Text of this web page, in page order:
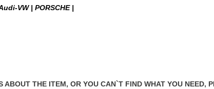
VW | PORSCHE |
ABOUT THE ITEM, OR YOU CAN`T FIND WHAT YOU NEED,